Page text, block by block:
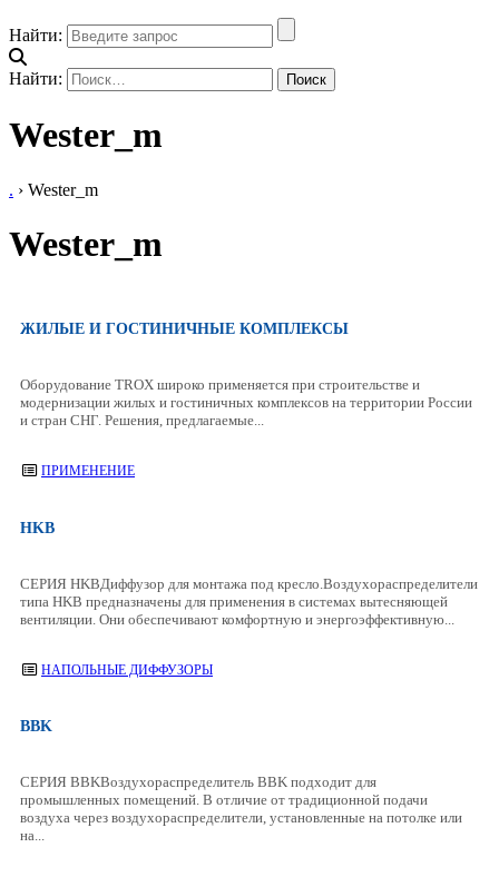
Найти:
Найти:
Wester_m
. › Wester_m
Wester_m
ЖИЛЫЕ И ГОСТИНИЧНЫЕ КОМПЛЕКСЫ
Оборудование TROX широко применяется при строительстве и
модернизации жилых и гостиничных комплексов на территории России
и стран СНГ. Решения, предлагаемые...
ПРИМЕНЕНИЕ
HKB
СЕРИЯ HKBДиффузор для монтажа под кресло.Воздухораспределители
типа HKB предназначены для применения в системах вытесняющей
вентиляции. Они обеспечивают комфортную и энергоэффективную...
НАПОЛЬНЫЕ ДИФФУЗОРЫ
BBK
СЕРИЯ BBKВоздухораспределитель BBK подходит для
промышленных помещений. В отличие от традиционной подачи
воздуха через воздухораспределители, установленные на потолке или
на...